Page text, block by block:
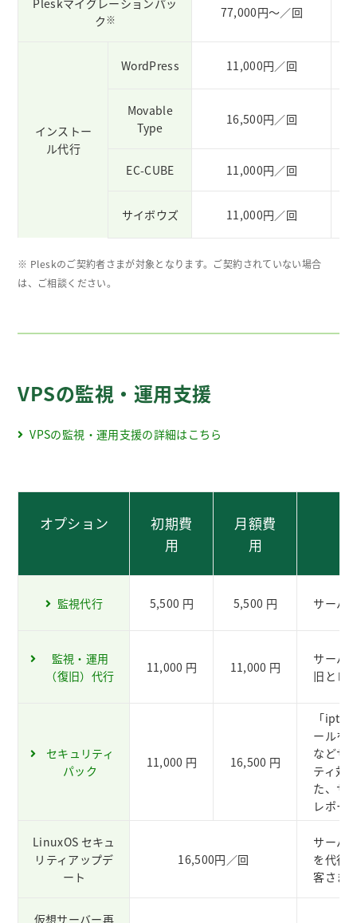
Pleskマイグレーションパッ
ク※ 77,000円～／回
インストー
ル代行
WordPress 11,000円／回
Movable
Type
16,500円／回
EC-CUBE 11,000円／回
サイボウズ 11,000円／回
※ Pleskのご契約者さまが対象となります。ご契約されていない場合
は、ご相談ください。
VPSの監視・運用支援
VPSの監視・運用支援の詳細はこちら
オプション
初期費
用
月額費
用
監視代行 5,500 円 5,500 円 サーバ
監視・運用
（復旧）代行
11,000 円 11,000 円
サーバ
旧とレ
セキュリティ
パック
11,000 円 16,500 円
「
ールを
などサ
ティ対
た、サ
レポー
LinuxOS セキュ
リティアップデ
ート
16,500円／回
サーバ
を代行
客さま
仮想サーバー再